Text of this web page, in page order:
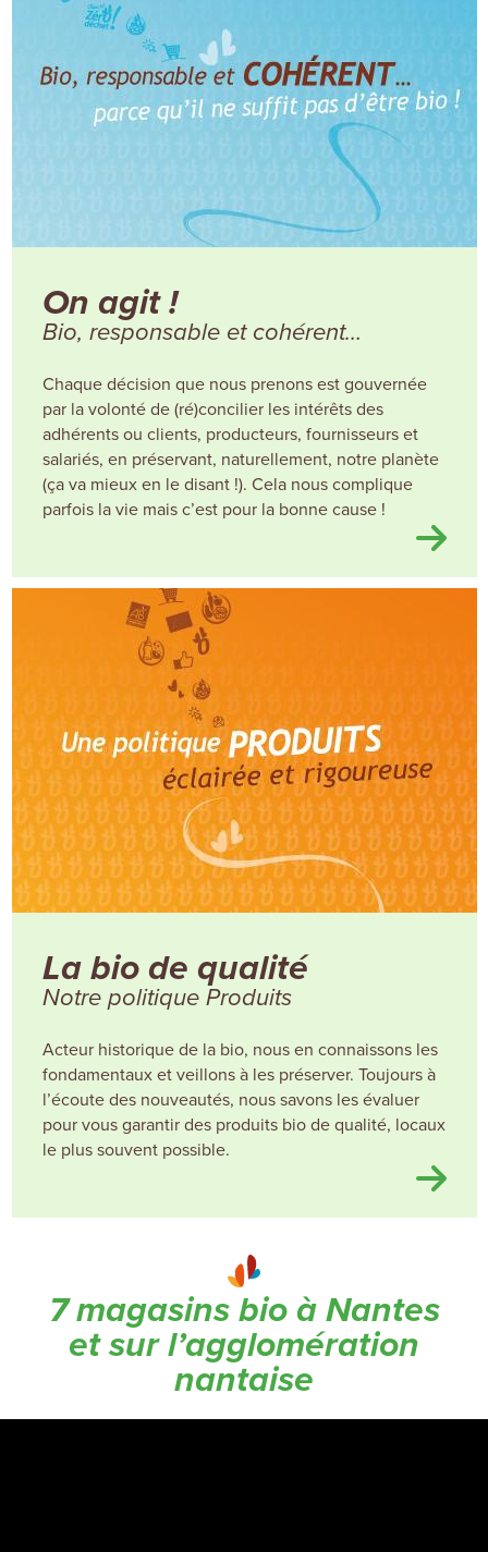
On agit !
Bio, responsable et cohérent…
Chaque décision que nous prenons est gouvernée
par la volonté de (ré)concilier les intérêts des
adhérents ou clients, producteurs, fournisseurs et
salariés, en préservant, naturellement, notre planète
(ça va mieux en le disant !). Cela nous complique
parfois la vie mais c’est pour la bonne cause !
La bio de qualité
Notre politique Produits
Acteur historique de la bio, nous en connaissons les
fondamentaux et veillons à les préserver. Toujours à
l’écoute des nouveautés, nous savons les évaluer
pour vous garantir des produits bio de qualité, locaux
le plus souvent possible.
7 magasins bio à Nantes
et sur l’agglomération
nantaise